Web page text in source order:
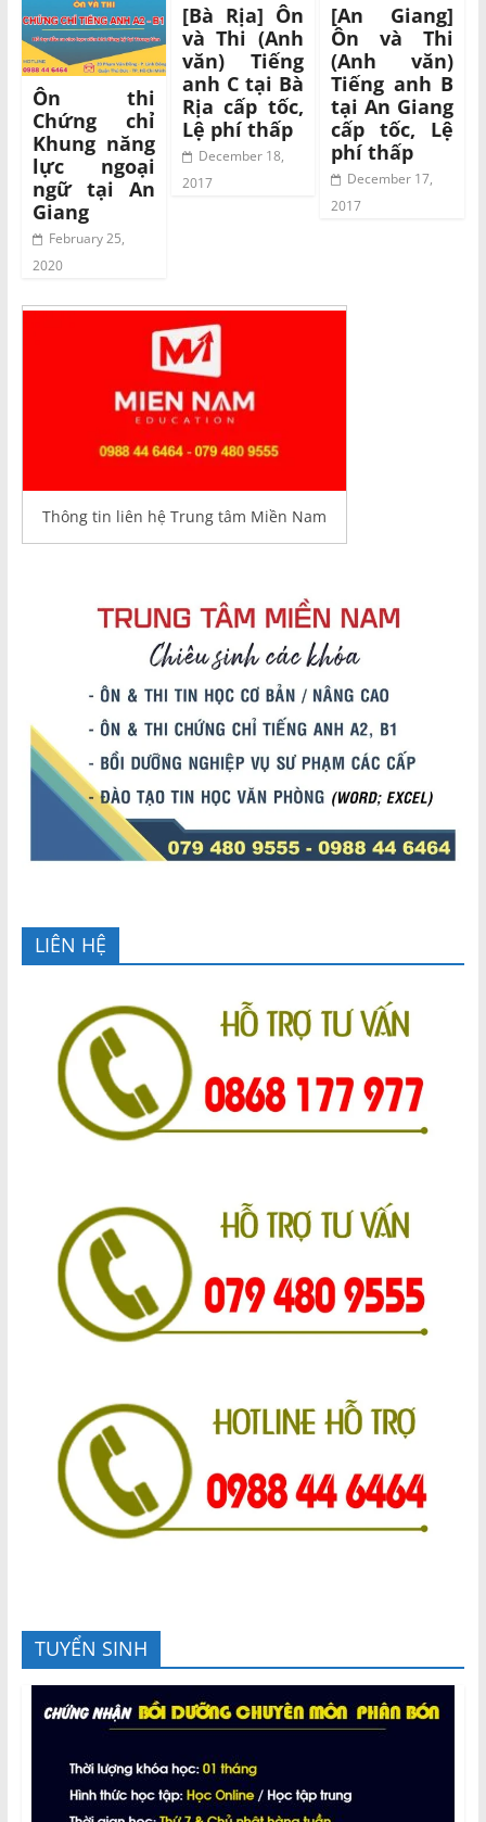
Ôn thi
Chứng chỉ
Khung năng
lực ngoại
ngữ tại An
Giang
February 25,
2020
[Bà Rịa] Ôn
và Thi (Anh
văn) Tiếng
anh C tại Bà
Rịa cấp tốc,
Lệ phí thấp
December 18,
2017
[An Giang]
Ôn và Thi
(Anh văn)
Tiếng anh B
tại An Giang
cấp tốc, Lệ
phí thấp
December 17,
2017
Thông tin liên hệ Trung tâm Miền Nam
LIÊN HỆ
TUYỂN SINH